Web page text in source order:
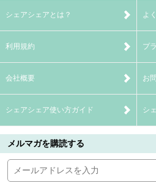
シェアシェアとは？ よ
利用規約 プ
会社概要 お
シェアシェア使い方ガイド シ
メルマガを購読する